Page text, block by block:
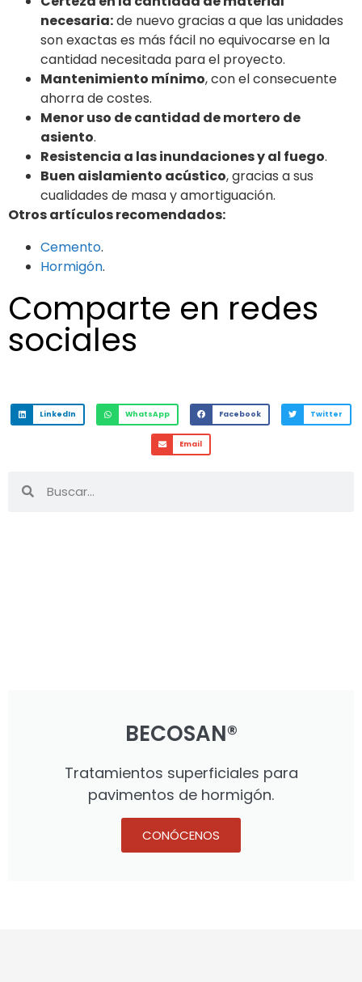
necesaria:de nuevo gracias a que las unidades
son exactas es más fácil no equivocarse en la
cantidad necesitada para el proyecto.
Mantenimiento mínimo, con el consecuente
ahorra de costes.
Menor uso de cantidad de mortero de
asiento.
Resistencia a las inundaciones y al fuego.
Buen aislamiento acústico, gracias a sus
cualidades de masa y amortiguación.
Otros artículos recomendados:
Cemento.
Hormigón.
Comparte en redes
sociales
LinkedIn WhatsApp Facebook Twitter
Email
BECOSAN®
Tratamientos superficiales para
pavimentos de hormigón.
CONÓCENOS